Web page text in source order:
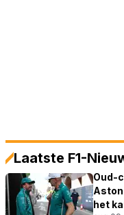
Laatste F1-
Oud-
het